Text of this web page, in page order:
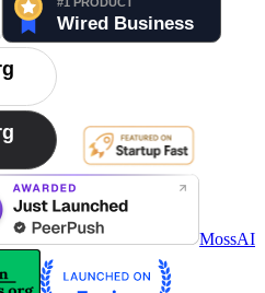
MossAI